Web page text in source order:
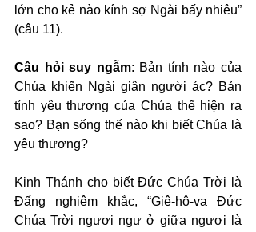
lớn cho kẻ nào kính sợ Ngài bấy nhiêu”
(câu 11).
Câu hỏi suy ngẫm: Bản tính nào của
Chúa khiến Ngài giận người ác? Bản
tính yêu thương của Chúa thể hiện ra
sao? Bạn sống thế nào khi biết Chúa là
yêu thương?
Kinh Thánh cho biết Đức Chúa Trời là
Đấng nghiêm khắc, “Giê-hô-va Đức
Chúa Trời ngươi ngự ở giữa ngươi là